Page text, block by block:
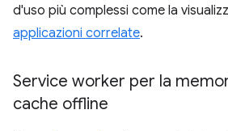
d'uso più complessi come la
applicazioni correlate.
Service worker per la
cache offline